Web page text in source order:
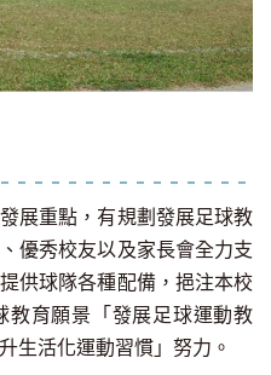
展重點，有規劃發展足球教
優秀校友以及家長會全力支
供球隊各種配備，挹注本校
教育願景「發展足球運動教
生活化運動習慣」努力。